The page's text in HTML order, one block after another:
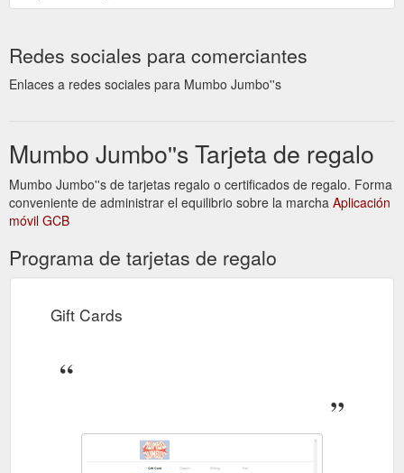
Redes sociales para comerciantes
Enlaces a redes sociales para Mumbo Jumbo''s
Mumbo Jumbo''s Tarjeta de regalo
Mumbo Jumbo''s de tarjetas regalo o certificados de regalo. Forma
conveniente de administrar el equilibrio sobre la marcha Aplicación
móvil GCB
Programa de tarjetas de regalo
Gift Cards